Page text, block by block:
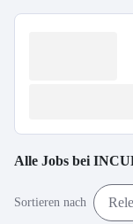
Alle Jobs bei
Sortieren nach